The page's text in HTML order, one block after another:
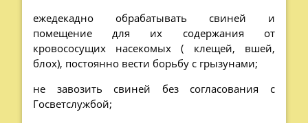
ежедекадно обрабатывать свиней и
помещение для их содержания от
кровососущих насекомых ( клещей, вшей,
блох), постоянно вести борьбу с грызунами;
не завозить свиней без согласования с
Госветслужбой;